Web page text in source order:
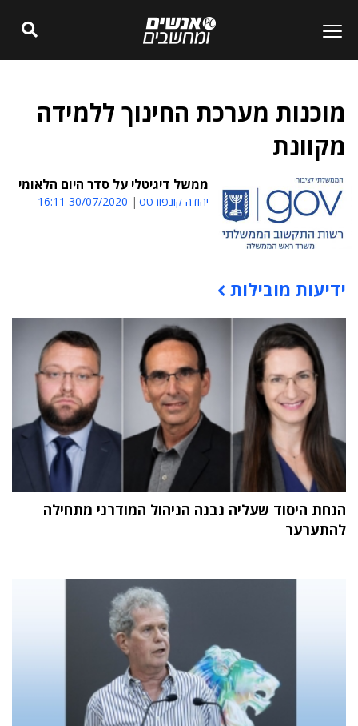
מוכנות מערכת החינוך ללמידה
מקוונת
ממשל דיגיטלי על סדר היום הלאומי
יהודה קונפורטס 30/07/2020 16:11
תוכן פרסומי
ידיעות מובילות
הנחת היסוד שעליה נבנה הניהול המודרני מתחילה
להתערער